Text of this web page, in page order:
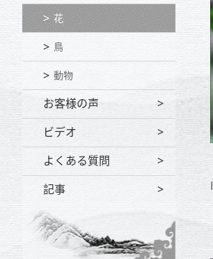
花
鳥
動物
お客様の声
ビデオ
よくある質問
記事